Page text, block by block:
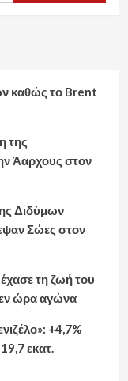
καθώς το Brent
της
Άαρχους στον
Διδύμων
Σώες στον
τη ζωή του
εν ώρα αγώνα
+4,7%
εκατ.